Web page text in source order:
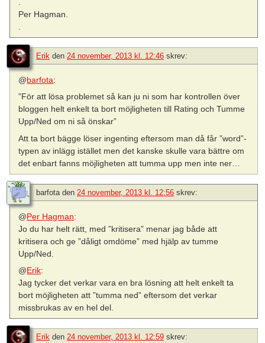
Per Hagman.
Erik den 24 november, 2013 kl. 12:46 skrev:
@barfota:
”För att lösa problemet så kan ju ni som har kontrollen över
bloggen helt enkelt ta bort möjligheten till Rating och Tumme
Upp/Ned om ni så önskar”
Att ta bort bägge löser ingenting eftersom man då får ”word”-
typen av inlägg istället men det kanske skulle vara bättre om
det enbart fanns möjligheten att tumma upp men inte ner…
barfota den 24 november, 2013 kl. 12:56 skrev:
@Per Hagman:
Jo du har helt rätt, med ”kritisera” menar jag både att
kritisera och ge ”dåligt omdöme” med hjälp av tumme
Upp/Ned.
@Erik:
Jag tycker det verkar vara en bra lösning att helt enkelt ta
bort möjligheten att ”tumma ned” eftersom det verkar
missbrukas av en hel del.
Erik den 24 november, 2013 kl. 12:59 skrev: